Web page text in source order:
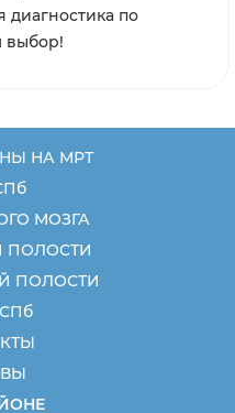
диагностика по
выбор!
НА МРТ
МОЗГА
ПОЛОСТИ
ПОЛОСТИ